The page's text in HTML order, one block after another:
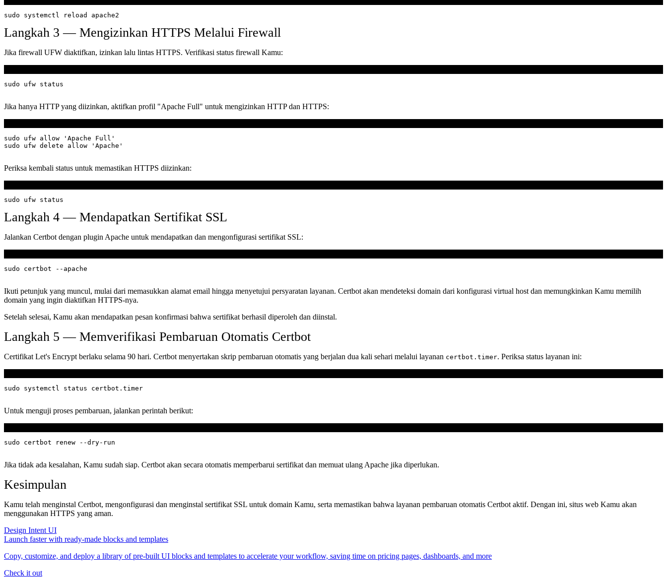
Langkah 3 — Mengizinkan HTTPS Melalui Firewall
Jika firewall UFW diaktifkan, izinkan lalu lintas HTTPS. Verifikasi status firewall Kamu:
Jika hanya HTTP yang diizinkan, aktifkan profil "Apache Full" untuk mengizinkan HTTP dan HTTPS:
sudo ufw allow 'Apache Full'
Periksa kembali status untuk memastikan HTTPS diizinkan:
Langkah 4 — Mendapatkan Sertifikat SSL
Jalankan Certbot dengan plugin Apache untuk mendapatkan dan mengonfigurasi sertifikat SSL:
Ikuti petunjuk yang muncul, mulai dari memasukkan alamat email hingga menyetujui persyaratan layanan. Certbot akan mendeteksi domain dari konfigurasi virtual host dan memungkinkan Kamu memilih
domain yang ingin diaktifkan HTTPS-nya.
Setelah selesai, Kamu akan mendapatkan pesan konfirmasi bahwa sertifikat berhasil diperoleh dan diinstal.
Langkah 5 — Memverifikasi Pembaruan Otomatis Certbot
Certifikat Let's Encrypt berlaku selama 90 hari. Certbot menyertakan skrip pembaruan otomatis yang berjalan dua kali sehari melalui layanan certbot.timer. Periksa status layanan ini:
Untuk menguji proses pembaruan, jalankan perintah berikut:
Jika tidak ada kesalahan, Kamu sudah siap. Certbot akan secara otomatis memperbarui sertifikat dan memuat ulang Apache jika diperlukan.
Kesimpulan
Kamu telah menginstal Certbot, mengonfigurasi dan menginstal sertifikat SSL untuk domain Kamu, serta memastikan bahwa layanan pembaruan otomatis Certbot aktif. Dengan ini, situs web Kamu akan
menggunakan HTTPS yang aman.
Design Intent UI
Launch faster with ready-made blocks and templates
Copy, customize, and deploy a library of pre-built UI blocks and templates to accelerate your workflow, saving time on pricing pages, dashboards, and more
Check it out